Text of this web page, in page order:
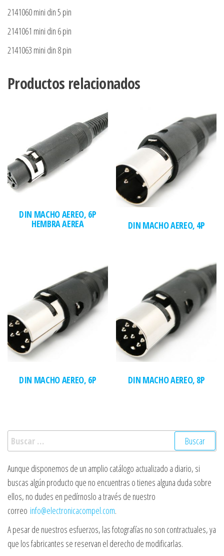
2141060 mini din 5 pin
2141061 mini din 6 pin
2141063 mini din 8 pin
Productos relacionados
DIN MACHO AEREO, 6P
HEMBRA AEREA DIN MACHO AEREO, 4P
DIN MACHO AEREO, 6P DIN MACHO AEREO, 8P
Buscar:
Aunque disponemos de un amplio catálogo actualizado a diario, si
buscas algún producto que no encuentras o tienes alguna duda sobre
ellos, no dudes en pedírnoslo a través de nuestro
correo info@electronicacompel.com.
A pesar de nuestros esfuerzos, las fotografías no son contractuales, ya
que los fabricantes se reservan el derecho de modificarlas.